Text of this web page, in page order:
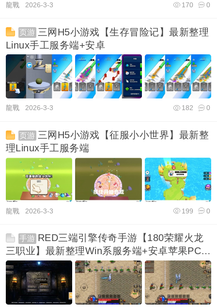
龍戰2026-3-3 0
170
页游 三网H5小游戏【生存冒险记】最新整理
Linux手工服务端+安卓
龍戰2026-3-3 0
182
页游 三网H5小游戏【征服小小世界】最新整
理Linux手工服务端
龍戰2026-3-3 0
199
手游 RED三端引擎传奇手游【180荣耀火龙
三职业】最新整理Win系服务端+安卓苹果PC三
端+详细